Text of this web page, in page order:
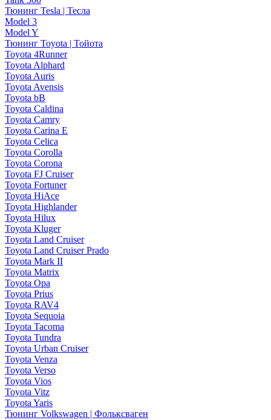
Тюнинг Tesla | Тесла
Model 3
Model Y
Тюнинг Toyota | Тойота
Toyota 4Runner
Toyota Alphard
Toyota Auris
Toyota Avensis
Toyota bB
Toyota Caldina
Toyota Camry
Toyota Carina E
Toyota Celica
Toyota Corolla
Toyota Corona
Toyota FJ Cruiser
Toyota Fortuner
Toyota HiAce
Toyota Highlander
Toyota Hilux
Toyota Kluger
Toyota Land Cruiser
Toyota Land Cruiser Prado
Toyota Mark II
Toyota Matrix
Toyota Opa
Toyota Prius
Toyota RAV4
Toyota Sequoia
Toyota Tacoma
Toyota Tundra
Toyota Urban Cruiser
Toyota Venza
Toyota Verso
Toyota Vios
Toyota Vitz
Toyota Yaris
Тюнинг Volkswagen | Фольксваген